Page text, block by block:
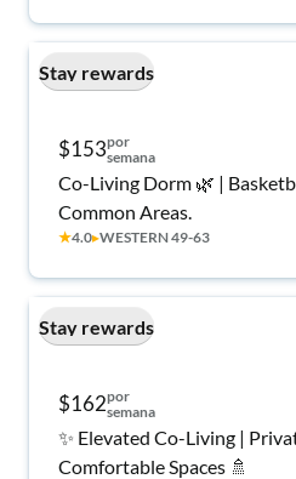
Stay rewards
$153por
semana
Co-Living Dorm 🌿 |
Common Areas.
★4.0▸WESTERN 49-63
Stay rewards
$162por
semana
✨ Elevated Co-Living |
Comfortable Spaces 🚿